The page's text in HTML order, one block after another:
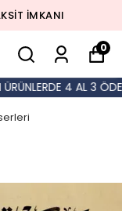
İMKANI
0
4 AL 3 ÖDE